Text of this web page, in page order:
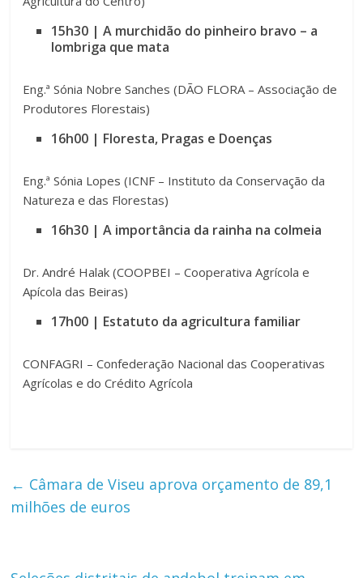
15h30 | A murchidão do pinheiro bravo – a
lombriga que mata
Eng.ª Sónia Nobre Sanches (DÃO FLORA – Associação de
Produtores Florestais)
16h00 | Floresta, Pragas e Doenças
Eng.ª Sónia Lopes (ICNF – Instituto da Conservação da
Natureza e das Florestas)
16h30 | A importância da rainha na colmeia
Dr. André Halak (COOPBEI – Cooperativa Agrícola e
Apícola das Beiras)
17h00 | Estatuto da agricultura familiar
CONFAGRI – Confederação Nacional das Cooperativas
Agrícolas e do Crédito Agrícola
← Câmara de Viseu aprova orçamento de 89,1
milhões de euros